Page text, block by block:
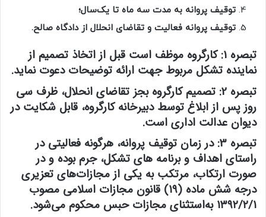
توقیف پروانه به مدت سه ماه تا یک‌سال؛
توقیف پروانه فعالیت و تقاضای انحلال از دادگاه صالح.
تبصره 1:
کارگروه موظف است قبل از اتخاذ تصمیم از
نماینده تشکل مربوط جهت ارائه توضیحات دعوت نماید.
تبصره 2:
تصمیم کارگروه بجز تقاضای انحلال، ظرف سی
روز پس از ابلاغ توسط دبیرخانه کارگروه، قابل شکایت در
دیوان عدالت اداری است.
تبصره 3:
در زمان توقیف پروانه، هرگونه فعالیتی در
راستای اهداف و برنامه های تشکل، جرم بوده و در
صورت ارتکاب، مرتکب به یکی از مجازات‌های تعزیری
درجه شش ماده (۱۹) قانون مجازات اسلامی مصوب
۱۳۹۲/۲/۱ به‌استثنای مجازات حبس محکوم می‌شود.